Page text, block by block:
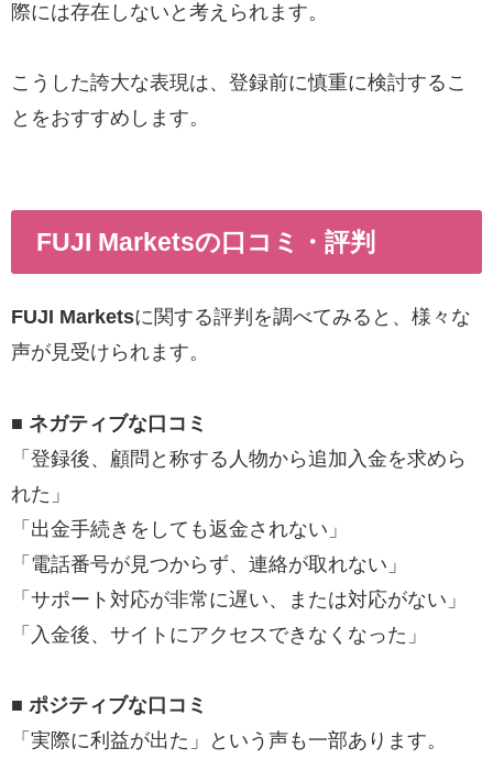
際には存在しないと考えられます。
こうした誇大な表現は、登録前に慎重に検討するこ
とをおすすめします。
FUJI Marketsの口コミ・評判
FUJI Marketsに関する評判を調べてみると、様々な
声が見受けられます。
■ ネガティブな口コミ
「登録後、顧問と称する人物から追加入金を求めら
れた」
「出金手続きをしても返金されない」
「電話番号が見つからず、連絡が取れない」
「サポート対応が非常に遅い、または対応がない」
「入金後、サイトにアクセスできなくなった」
■ ポジティブな口コミ
「実際に利益が出た」という声も一部あります。